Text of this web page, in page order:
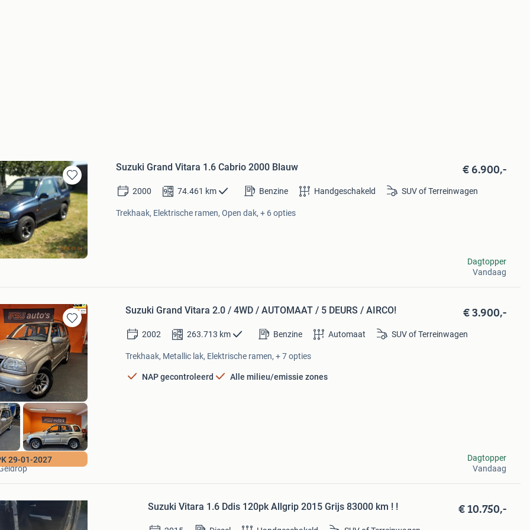
Bewaren
in
Mijn
Favorieten
Suzuki Grand Vitara 1.6 Cabrio 2000 Blauw € 6.900,-
2000 74.461 km Benzine Handgeschakeld SUV of Terreinwagen
Trekhaak, Elektrische ramen, Open dak, + 6 opties
Dagtopper
Vandaag
Bewaren
in
Mijn
Favorieten
29-01-2027
Suzuki Grand Vitara 2.0 / 4WD / AUTOMAAT / 5 DEURS / AIRCO! € 3.900,-
2002 263.713 km Benzine Automaat SUV of Terreinwagen
Trekhaak, Metallic lak, Elektrische ramen, + 7 opties
NAP gecontroleerd Alle milieu/emissie zones
auto's
Dagtopper
Vandaag
Bewaren
in
Suzuki Vitara 1.6 Ddis 120pk Allgrip 2015 Grijs 83000 km ! ! € 10.750,-